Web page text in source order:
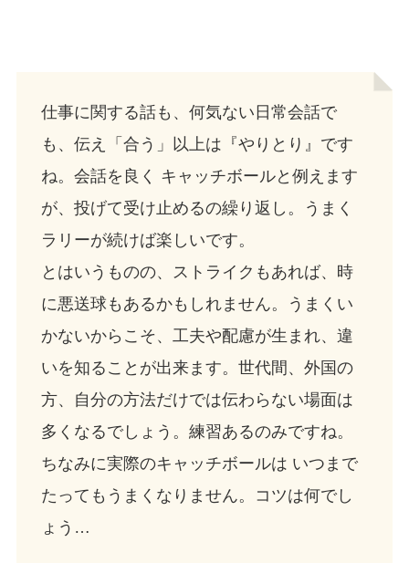
仕事に関する話も、何気ない日常会話で
も、伝え「合う」以上は『やりとり』です
ね。会話を良く キャッチボールと例えます
が、投げて受け止めるの繰り返し。うまく
ラリーが続けば楽しいです。
とはいうものの、ストライクもあれば、時
に悪送球もあるかもしれません。うまくい
かないからこそ、工夫や配慮が生まれ、違
いを知ることが出来ます。世代間、外国の
方、自分の方法だけでは伝わらない場面は
多くなるでしょう。練習あるのみですね。
ちなみに実際のキャッチボールは いつまで
たってもうまくなりません。コツは何でし
ょう…